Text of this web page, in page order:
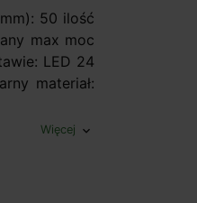
50 ilość
max moc
LED 24
materiał:
Więcej expand_more